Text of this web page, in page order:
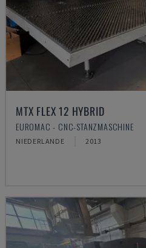
MTX FLEX 12 HYBRID
EUROMAC - CNC-STANZMASCHINE
NIEDERLANDE 2013